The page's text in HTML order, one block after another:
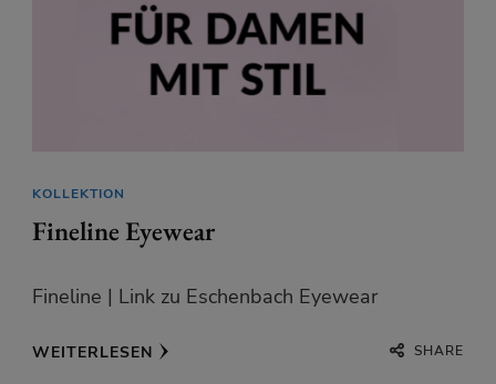
KOLLEKTION
Fineline Eyewear
Fineline | Link zu Eschenbach Eyewear
WEITERLESEN SHARE